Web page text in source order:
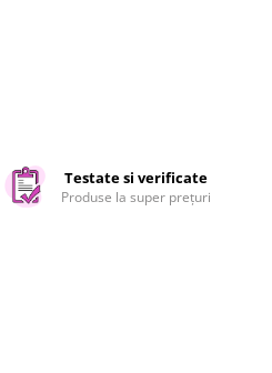
Testate si verificate
Produse la super prețuri